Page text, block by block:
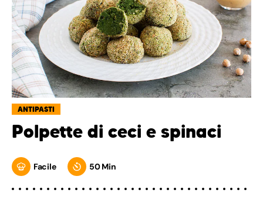
ANTIPASTI
Polpette di ceci e spinaci
Facile 50 Min